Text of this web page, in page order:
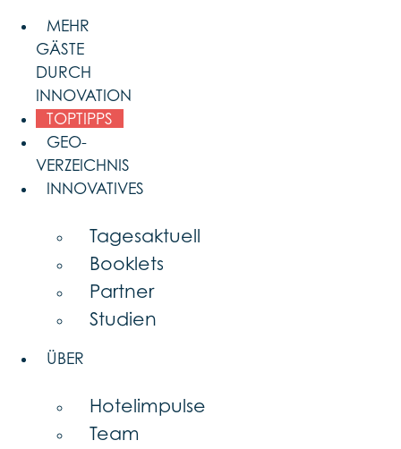
content
MEHR
GÄSTE
DURCH
INNOVATION
TOPTIPPS
GEO-
VERZEICHNIS
INNOVATIVES
Tagesaktuell
Booklets
Partner
Studien
ÜBER
Hotelimpulse
Team